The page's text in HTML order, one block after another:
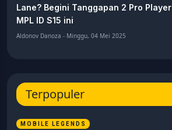
Lane? Begini Tanggapan 2 Pro Player
MPL ID S15 ini
Aldonov Danoza - Minggu, 04 Mei 2025
Terpopuler
MOBILE LEGENDS